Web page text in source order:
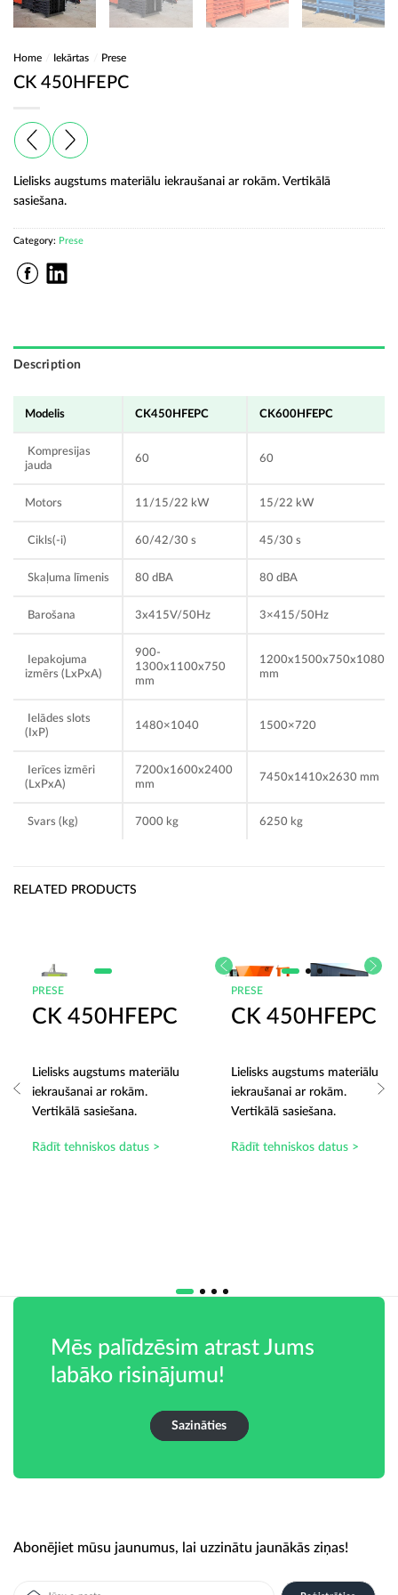
Home Iekārtas Prese
CK 450HFEPC
Lielisks augstums materiālu iekraušanai ar rokām. Vertikālā
sasiešana.
Category: Prese
Description
Modelis CK450HFEPC CK600HFEPC
Kompresijas
jauda
60 60
Motors 11/15/22 kW 15/22 kW
Cikls(-i) 60/42/30 s 45/30 s
Skaļuma līmenis 80 dBA 80 dBA
Barošana 3x415V/50Hz 3×415/50Hz
Iepakojuma
izmērs (LxPxA)
900-
1300x1100x750
mm
1200x1500x750x1080
mm
Ielādes slots
(IxP)
1480×1040 1500×720
Ierīces izmēri
(LxPxA)
7200x1600x2400
mm
7450x1410x2630 mm
Svars (kg) 7000 kg 6250 kg
RELATED PRODUCTS
PRESE
CK 450HFEPC
Lielisks augstums materiālu
iekraušanai ar rokām.
Vertikālā sasiešana.
Rādīt tehniskos datus >
PRESE
CK 450HFEPC
Lielisks augstums materiālu
iekraušanai ar rokām.
Vertikālā sasiešana.
Rādīt tehniskos datus >
Mēs palīdzēsim atrast Jums
labāko risinājumu!
Sazināties
Abonējiet mūsu jaunumus, lai uzzinātu jaunākās ziņas!